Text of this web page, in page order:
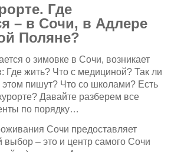
Где
– в Сочи, в Адлере
Поляне?
о зимовке в Сочи, возникает
Где жить? Что с медициной? Так ли
пишут? Что со школами? Есть
Давайте разберем все
по порядку…
Сочи предоставляет
выбор – это и центр самого Сочи